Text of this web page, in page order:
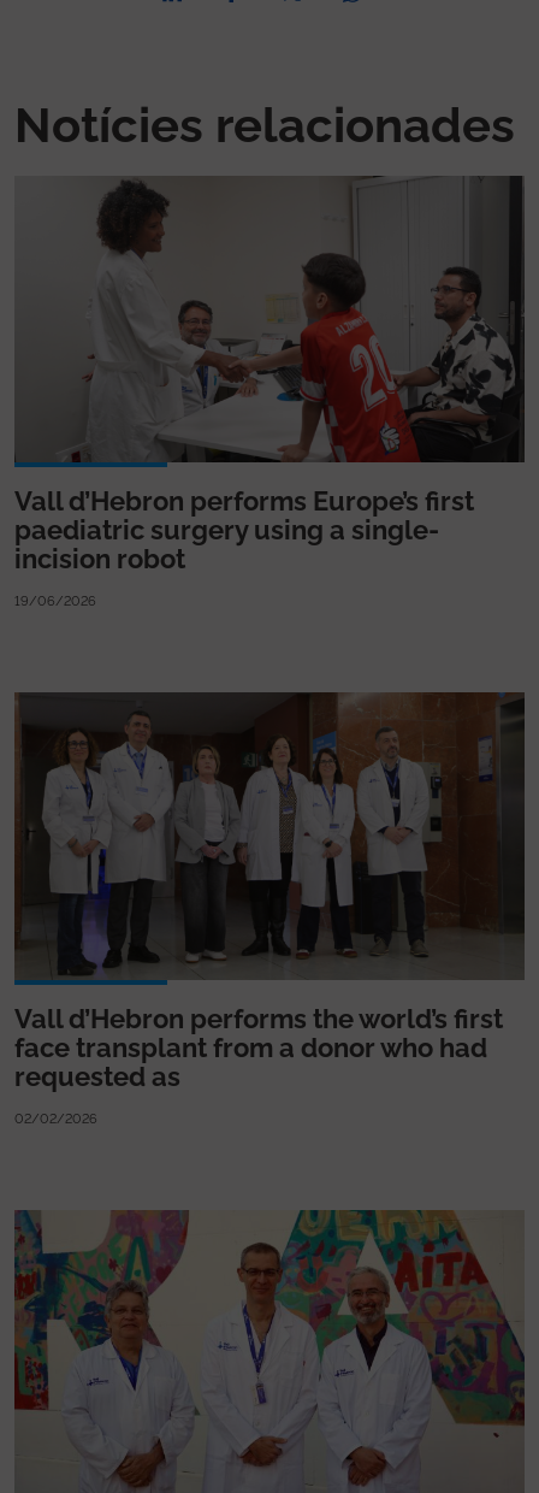
Notícies relacionades
Vall d’Hebron performs Europe’s first
paediatric surgery using a single-
incision robot
19/06/2026
Vall d’Hebron performs the world’s first
face transplant from a donor who had
requested as
02/02/2026